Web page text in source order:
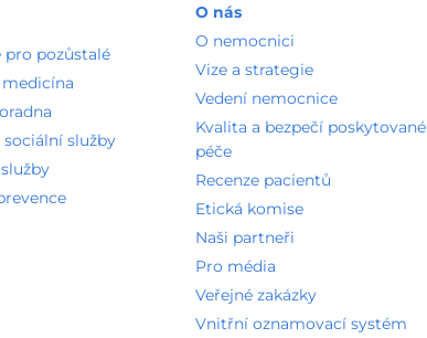
pro pozůstalé
služby
O nás
O nemocnici
Vize a strategie
Vedení nemocnice
Kvalita a bezpečí poskytované
péče
Recenze pacientů
Etická komise
Naši partneři
Pro média
Veřejné zakázky
Vnitřní oznamovací systém